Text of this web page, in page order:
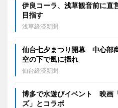
伊良コーラ、浅草観音前に
目指す
浅草経済新聞
仙台七夕まつり開幕 中心部
空の下で風に揺れ
仙台経済新聞
博多で水遊びイベント 映画
ズ」とコラボ